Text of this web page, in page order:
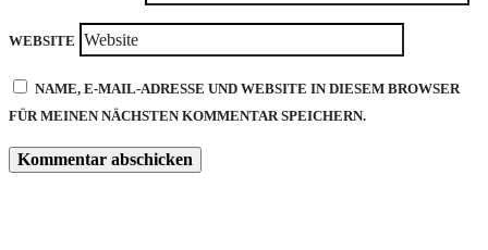
WEBSITE
NAME, E-MAIL-ADRESSE UND WEBSITE IN DIESEM BROWSER
FÜR MEINEN NÄCHSTEN KOMMENTAR SPEICHERN.